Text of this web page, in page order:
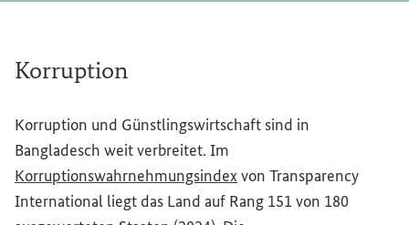
Korruption
Korruption und Günstlingswirtschaft sind in
Bangladesch weit verbreitet. Im
Korruptionswahrnehmungsindex(Externer Link)
von Transparency
International liegt das Land auf Rang 151 von 180